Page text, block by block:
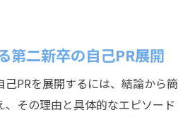
第二新卒の自己PR展開
PRを展開するには、結論から簡
、その理由と具体的なエピソード